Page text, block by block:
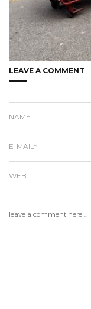
LEAVE A COMMENT
NAME
E-MAIL*
WEB